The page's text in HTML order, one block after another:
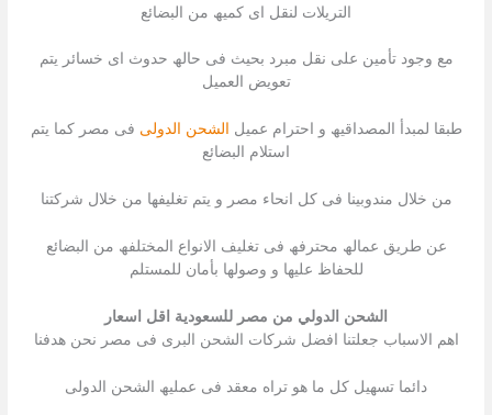
التریلات لنقل اى كمیھ من البضائع
مع وجود تأمین على نقل مبرد بحیث فى حالھ حدوث اى خسائر یتم
تعویض العمیل
طبقا لمبدأ المصداقیھ و احترام عمیل الشحن الدولى فى مصر كما یتم
استلام البضائع
من خلال مندوبینا فى كل انحاء مصر و یتم تغلیفھا من خلال شركتنا
عن طریق عمالھ محترفھ فى تغلیف الانواع المختلفھ من البضائع
للحفاظ علیھا و وصولھا بأمان للمستلم
الشحن الدولي من مصر للسعودية اقل اسعار
اھم الاسباب جعلتنا افضل شركات الشحن البرى فى مصر نحن ھدفنا
دائما تسھیل كل ما ھو تراه معقد فى عملیھ الشحن الدولى